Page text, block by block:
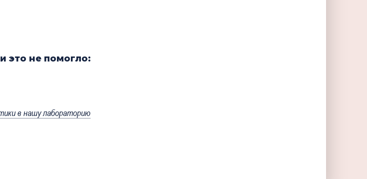
это не помогло:
в нашу лабораторию